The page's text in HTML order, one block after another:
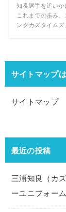
知良選手を追いか
これまでの歩み
ングカズタイムズ
サイトマップ
サイトマップ
最近の投稿
三浦知良（カ
ーユニフォー